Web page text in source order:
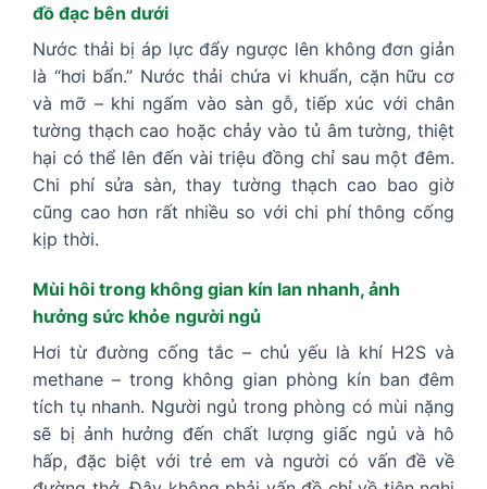
đồ đạc bên dưới
Nước thải bị áp lực đẩy ngược lên không đơn giản
là “hơi bẩn.” Nước thải chứa vi khuẩn, cặn hữu cơ
và mỡ – khi ngấm vào sàn gỗ, tiếp xúc với chân
tường thạch cao hoặc chảy vào tủ âm tường, thiệt
hại có thể lên đến vài triệu đồng chỉ sau một đêm.
Chi phí sửa sàn, thay tường thạch cao bao giờ
cũng cao hơn rất nhiều so với chi phí thông cống
kịp thời.
Mùi hôi trong không gian kín lan nhanh, ảnh
hưởng sức khỏe người ngủ
Hơi từ đường cống tắc – chủ yếu là khí H2S và
methane – trong không gian phòng kín ban đêm
tích tụ nhanh. Người ngủ trong phòng có mùi nặng
sẽ bị ảnh hưởng đến chất lượng giấc ngủ và hô
hấp, đặc biệt với trẻ em và người có vấn đề về